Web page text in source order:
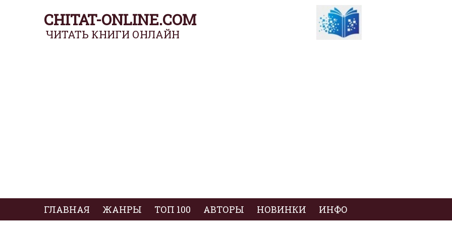
CHITAT-ONLINE.COM
ЧИТАТЬ КНИГИ ОНЛАЙН
ГЛАВНАЯ ЖАНРЫ ТОП 100 АВТОРЫ НОВИНКИ ИНФО